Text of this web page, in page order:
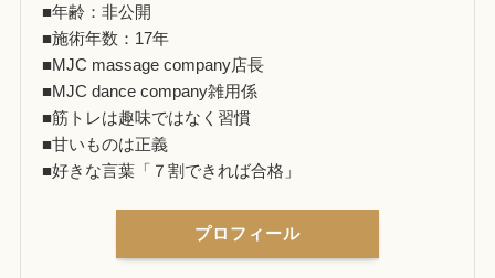
■年齢：非公開
■施術年数：17年
■MJC massage company店長
■MJC dance company雑用係
■筋トレは趣味ではなく習慣
■甘いものは正義
■好きな言葉「７割できれば合格」
プロフィール